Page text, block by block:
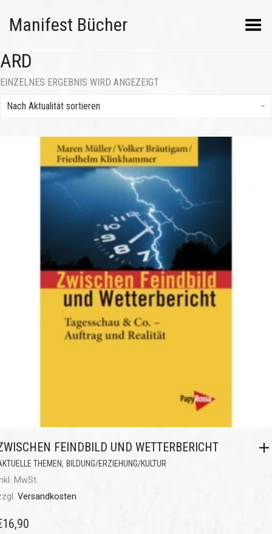
Manifest Bücher Menü umschalten
ARD
EINZELNES ERGEBNIS WIRD ANGEZEIGT
Nach Aktualität sortieren
FEINDBILD UND WETTERBERICHT
THEMEN, BILDUNG/ERZIEHUNG/KULTUR
MwSt.
Versandkosten
16,90